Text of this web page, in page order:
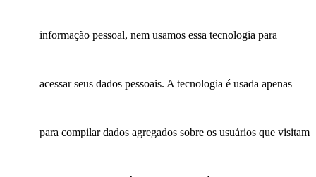
informação pessoal, nem usamos essa tecnologia para
acessar seus dados pessoais. A tecnologia é usada apenas
para compilar dados agregados sobre os usuários que visitam